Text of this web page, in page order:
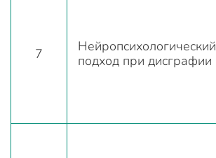
7
Нейропсихологический
подход при дисграфии